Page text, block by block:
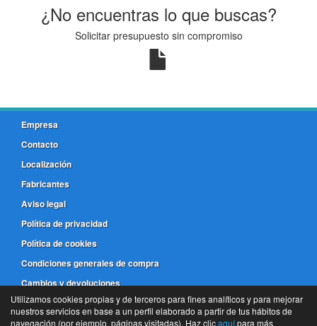
¿No encuentras lo que buscas?
Solicitar presupuesto sin compromiso
Empresa
Contacto
Localización
Fabricantes
Aviso legal
Política de privacidad
Política de cookies
Condiciones generales de compra
Cambios y devoluciones
981 173 772
Utilizamos cookies propias y de terceros para fines analíticos y para mejorar
nuestros servicios en base a un perfil elaborado a partir de tus hábitos de
navegación (por ejemplo, páginas visitadas). Haz clicaquípara más